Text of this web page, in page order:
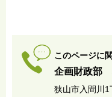
このページに
企画財政部
狭山市入間川